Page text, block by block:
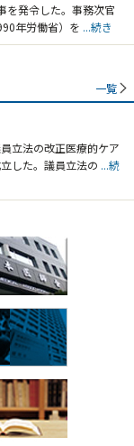
を発令した。事務次官
年労働省）を ...続き
一覧
立法の改正医療的ケア
した。議員立法の ...続